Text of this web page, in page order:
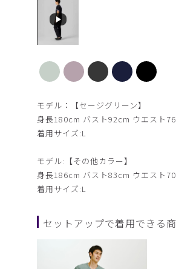
【新色】パープルグレー
モデル：【セージグリーン】
身長180cm バスト92cm ウエスト
着用サイズ:L
モデル:【その他カラー】
身長186cm バスト83cm ウエスト
着用サイズ:L
セットアップで着用できる